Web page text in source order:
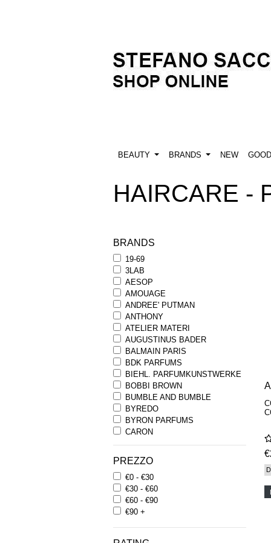
BEAUTY BRANDS NEW
HAIRCARE -
BRANDS
19-69
3LAB
AESOP
AMOUAGE
ANDREE' PUTMAN
ANTHONY
ATELIER MATERI
AUGUSTINUS BADER
BALMAIN PARIS
BDK PARFUMS
BIEHL. PARFUMKUNSTWERKE
BOBBI BROWN
BUMBLE AND BUMBLE
BYREDO
BYRON PARFUMS
CARON
CHANTECAILLE
COMME DES GARCONS
PARFUMS
COMPTOIR SUD PACIFIQUE
COOLA
CORPUS
D.S. & DURGA
PREZZO
€0 - €30
€30 - €60
€60 - €90
€90 +